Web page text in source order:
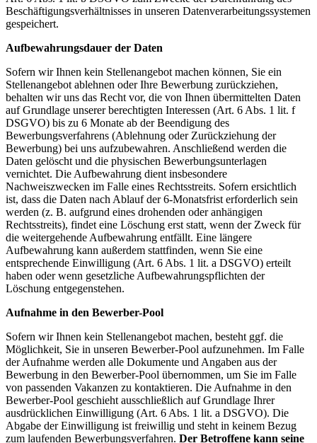
Beschäftigungsverhältnisses in unseren Datenverarbeitungssystemen
gespeichert.
Aufbewahrungsdauer der Daten
Sofern wir Ihnen kein Stellenangebot machen können, Sie ein
Stellenangebot ablehnen oder Ihre Bewerbung zurückziehen,
behalten wir uns das Recht vor, die von Ihnen übermittelten Daten
auf Grundlage unserer berechtigten Interessen (Art. 6 Abs. 1 lit. f
DSGVO) bis zu 6 Monate ab der Beendigung des
Bewerbungsverfahrens (Ablehnung oder Zurückziehung der
Bewerbung) bei uns aufzubewahren. Anschließend werden die
Daten gelöscht und die physischen Bewerbungsunterlagen
vernichtet. Die Aufbewahrung dient insbesondere
Nachweiszwecken im Falle eines Rechtsstreits. Sofern ersichtlich
ist, dass die Daten nach Ablauf der 6-Monatsfrist erforderlich sein
werden (z. B. aufgrund eines drohenden oder anhängigen
Rechtsstreits), findet eine Löschung erst statt, wenn der Zweck für
die weitergehende Aufbewahrung entfällt. Eine längere
Aufbewahrung kann außerdem stattfinden, wenn Sie eine
entsprechende Einwilligung (Art. 6 Abs. 1 lit. a DSGVO) erteilt
haben oder wenn gesetzliche Aufbewahrungspflichten der
Löschung entgegenstehen.
Aufnahme in den Bewerber-Pool
Sofern wir Ihnen kein Stellenangebot machen, besteht ggf. die
Möglichkeit, Sie in unseren Bewerber-Pool aufzunehmen. Im Falle
der Aufnahme werden alle Dokumente und Angaben aus der
Bewerbung in den Bewerber-Pool übernommen, um Sie im Falle
von passenden Vakanzen zu kontaktieren. Die Aufnahme in den
Bewerber-Pool geschieht ausschließlich auf Grundlage Ihrer
ausdrücklichen Einwilligung (Art. 6 Abs. 1 lit. a DSGVO). Die
Abgabe der Einwilligung ist freiwillig und steht in keinem Bezug
zum laufenden Bewerbungsverfahren. Der Betroffene kann seine